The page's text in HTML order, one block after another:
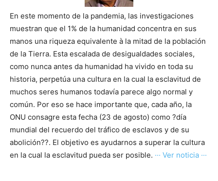
En este momento de la pandemia, las investigaciones
muestran que el 1% de la humanidad concentra en sus
manos una riqueza equivalente à la mitad de la población
de la Tierra. Esta escalada de desigualdades sociales,
como nunca antes da humanidad ha vivido en toda su
historia, perpetúa una cultura en la cual la esclavitud de
muchos seres humanos todavía parece algo normal y
común. Por eso se hace importante que, cada año, la
ONU consagre esta fecha (23 de agosto) como ?día
mundial del recuerdo del tráfico de esclavos y de su
abolición??. El objetivo es ayudarnos a superar la cultura
en la cual la esclavitud pueda ser posible. ··· Ver noticia ···